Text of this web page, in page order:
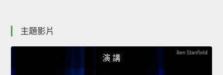
主題影片
演 講